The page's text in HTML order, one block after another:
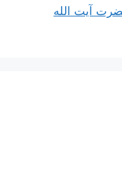
آیت الله